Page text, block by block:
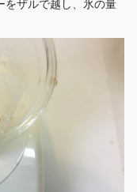
をザルで越し、氷の量